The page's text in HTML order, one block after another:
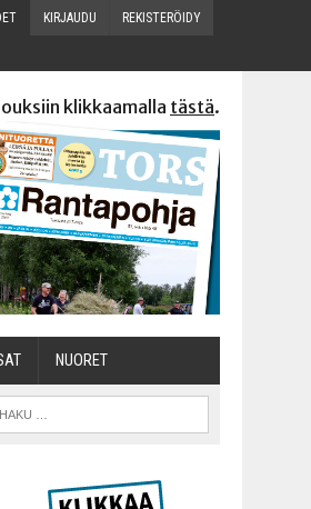
KIR­JAU­DU REKIS­TE­RÖI­DY
klikkaamalla tästä.
NUO­RET